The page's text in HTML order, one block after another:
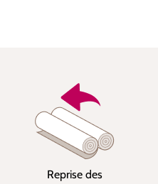
Reprise des